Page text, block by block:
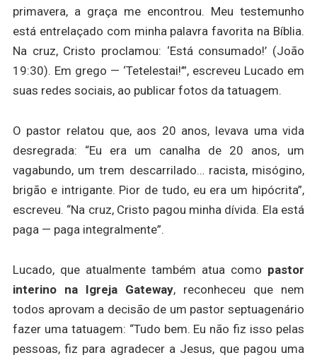
primavera, a graça me encontrou. Meu testemunho
está entrelaçado com minha palavra favorita na Bíblia.
Na cruz, Cristo proclamou: ‘Está consumado!’ (João
19:30). Em grego — ‘Tetelestai!’”, escreveu Lucado em
suas redes sociais, ao publicar fotos da tatuagem.
O pastor relatou que, aos 20 anos, levava uma vida
desregrada: “Eu era um canalha de 20 anos, um
vagabundo, um trem descarrilado… racista, misógino,
brigão e intrigante. Pior de tudo, eu era um hipócrita”,
escreveu. “Na cruz, Cristo pagou minha dívida. Ela está
paga — paga integralmente”.
Lucado, que atualmente também atua como pastor
interino na Igreja Gateway, reconheceu que nem
todos aprovam a decisão de um pastor septuagenário
fazer uma tatuagem: “Tudo bem. Eu não fiz isso pelas
pessoas, fiz para agradecer a Jesus, que pagou uma